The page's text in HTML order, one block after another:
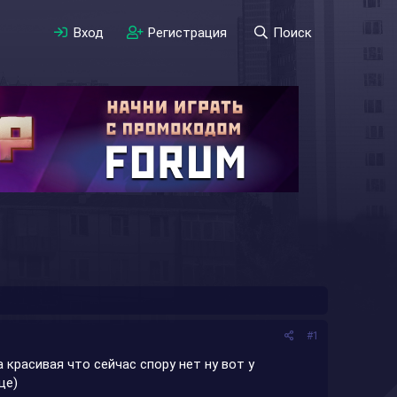
Вход Регистрация Поиск
#1
что сейчас спору нет ну вот у